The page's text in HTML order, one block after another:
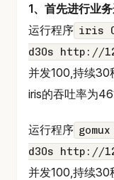
1、首先进行业
运行程序 iris
d30s http://
并发100,持续30
iris的吞吐率为
运行程序
d30s http://
并发100,持续30